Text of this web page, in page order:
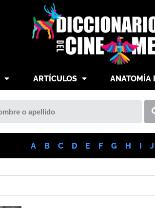
ARTÍCULOS ANATOMÍA
A B C D E F G H I J